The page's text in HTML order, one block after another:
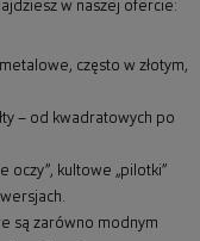
w naszej ofercie:
często w złotym,
– od kwadratowych po
oczy”, kultowe „pilotki”
są zarówno modnym